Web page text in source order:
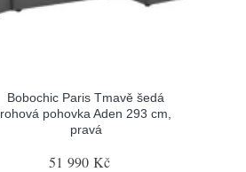
Bobochic Paris Tmavě šedá
rohová pohovka Aden 293 cm,
pravá
51 990 Kč